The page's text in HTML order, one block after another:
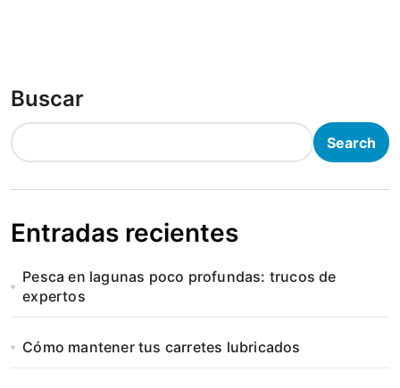
Buscar
Search
Entradas recientes
Pesca en lagunas poco profundas: trucos de
expertos
Cómo mantener tus carretes lubricados